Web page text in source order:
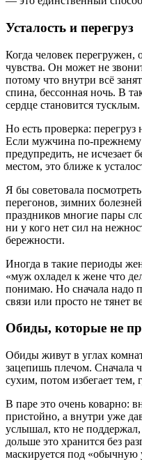
Усталость и перегруз
Когда человек перегружен,
чувства. Он может не
потому что внутри всё
спина, бессонная ночь. В
сердце становится тусклым.
Но есть проверка:
Если мужчина по-прежнему
предупредить, не исчезает
местом, это ближе к
Я бы советовала
перегонов, зимних
праздников многие пары
ни у кого нет сил на
бережности.
Иногда в такие периоды
«муж охладел к жене что
понимаю. Но сначала надо
связи или просто не тянет
Обиды, которые не
Обиды живут в углах
зацепишь плечом. Сначала
сухим, потом избегает тем,
В паре это очень коварно:
пристойно, а внутри уже
услышал, кто не
дольше это хранится без
маскируется под «обычную